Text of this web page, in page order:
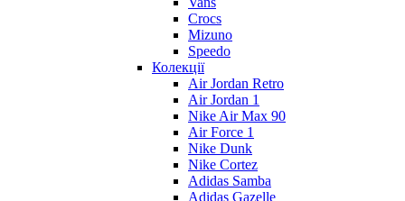
Crocs
Mizuno
Speedo
Колекції
Air Jordan Retro
Air Jordan 1
Nike Air Max 90
Air Force 1
Nike Dunk
Nike Cortez
Adidas Samba
Adidas Gazelle